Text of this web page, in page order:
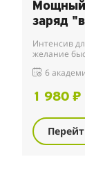
Мощный
заряд
Интенсив
желание
странам
6
1 980 ₽